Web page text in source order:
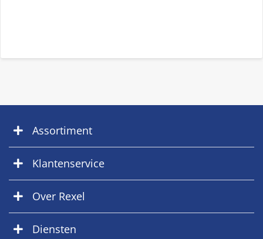
Assortiment
Klantenservice
Over Rexel
Diensten